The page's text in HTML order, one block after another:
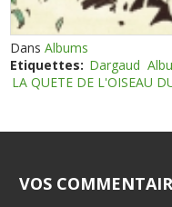
DansAlbums
Etiquettes: Dargaud
LA QUETE DE L'OISEAU
VOS